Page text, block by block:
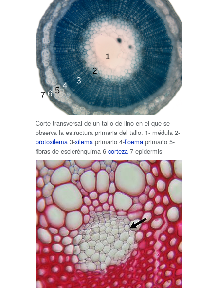
Corte transversal de un tallo de lino en el que se
observa la estructura primaria del tallo. 1- médula 2-
protoxilema 3-xilema primario 4-floema primario 5-
fibras de esclerénquima 6-corteza 7-epidermis